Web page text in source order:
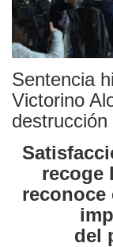
Sentencia
Victorino
recoge
reconoce
del